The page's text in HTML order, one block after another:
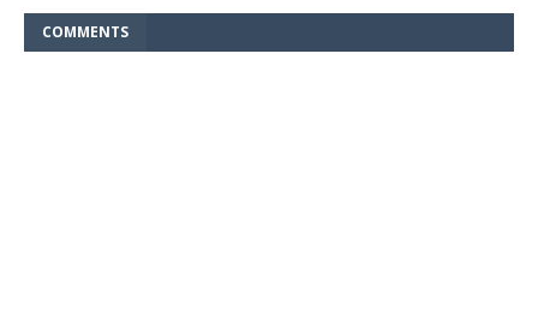
COMMENTS